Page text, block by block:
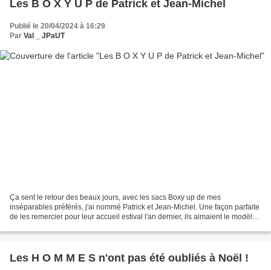
Les B O X Y U P de Patrick et Jean-Michel
Publié le 20/04/2024 à 16:29
Par Val _ JPaUT
Ça sent le retour des beaux jours, avec les sacs Boxy up de mes
inséparables préférés, j'ai nommé Patrick et Jean-Michel. Une façon parfaite
de les remercier pour leur accueil estival l'an dernier, ils aimaient le modèle
Les H O M M E S n'ont pas été oubliés à Noël !